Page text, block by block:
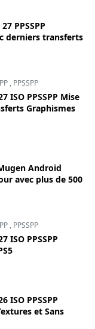
PPSSPP
derniers transferts
, PPSSPP
ISO PPSSPP Mise
Graphismes
Android
avec plus de 500
, PPSSPP
ISO PPSSPP
ISO PPSSPP
et Sans